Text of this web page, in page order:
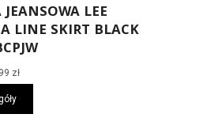
LEE
LINE SKIRT BLACK
zł.
złAktualna
cena
101,99 zł.